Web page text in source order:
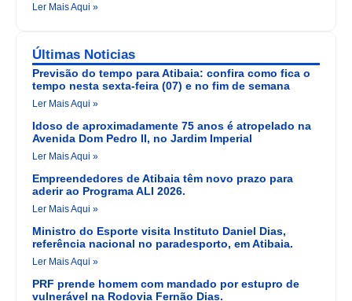
Ler Mais Aqui »
Últimas Noticias
Previsão do tempo para Atibaia: confira como fica o
tempo nesta sexta-feira (07) e no fim de semana
Ler Mais Aqui »
Idoso de aproximadamente 75 anos é atropelado na
Avenida Dom Pedro II, no Jardim Imperial
Ler Mais Aqui »
Empreendedores de Atibaia têm novo prazo para
aderir ao Programa ALI 2026.
Ler Mais Aqui »
Ministro do Esporte visita Instituto Daniel Dias,
referência nacional no paradesporto, em Atibaia.
Ler Mais Aqui »
PRF prende homem com mandado por estupro de
vulnerável na Rodovia Fernão Dias.